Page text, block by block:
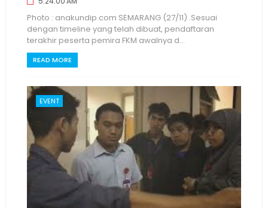
Photo : anakundip.com SEMARANG (27/11) .Sesuai
dengan timeline yang telah dibuat, pendaftaran
terakhir peserta pemira FKM awalnya d...
READ MORE
EVENT